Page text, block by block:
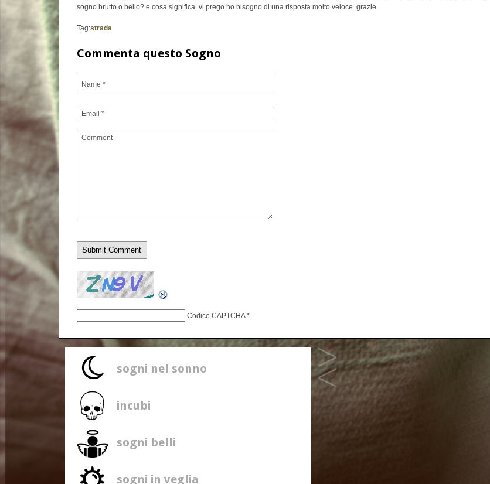
sogno brutto o bello? e cosa significa. vi prego ho bisogno di una risposta molto veloce. grazie
Tag:strada
Commenta questo Sogno
Codice CAPTCHA*
sogni nel sonno
incubi
sogni belli
sogni in veglia